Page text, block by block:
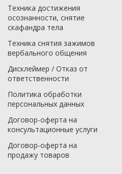
Техника достижения
осознанности, снятие
скафандра тела
Техника снятия зажимов
вербального общения
Дисклеймер / Отказ от
ответственности
Политика обработки
персональных данных
Договор-оферта на
консультационные услуги
Договор-оферта на
продажу товаров